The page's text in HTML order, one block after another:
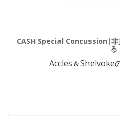
CASH Special Concussion|非
る
Accles＆Shelvoke